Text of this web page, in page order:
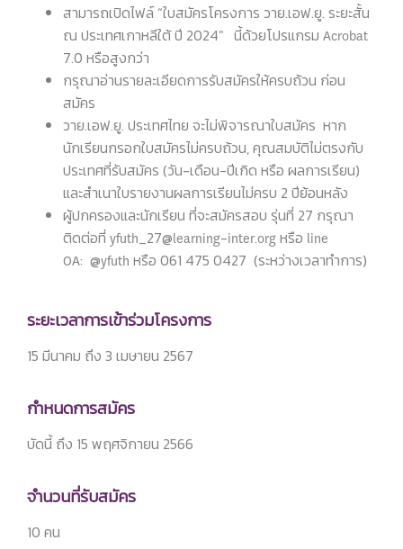
สามารถเปิดไฟล์ “ใบสมัครโครงการ วาย.เอฟ.ยู. ระยะสั้น
ณ ประเทศเกาหลีใต้ ปี 2024" นี้ด้วยโปรแกรม Acrobat
7.0 หรือสูงกว่า
กรุณาอ่านรายละเอียดการรับสมัครให้ครบถ้วน ก่อน
สมัคร
วาย.เอฟ.ยู. ประเทศไทย จะไม่พิจารณาใบสมัคร หาก
นักเรียนกรอกใบสมัครไม่ครบถ้วน, คุณสมบัติไม่ตรงกับ
ประเทศที่รับสมัคร (วัน-เดือน-ปีเกิด หรือ ผลการเรียน)
และสำเนาใบรายงานผลการเรียนไม่ครบ 2 ปีย้อนหลัง
ผู้ปกครองและนักเรียน ที่จะสมัครสอบ รุ่นที่ 27 กรุณา
ติดต่อที่ yfuth_27@learning-inter.org หรือ line
OA: @yfuth หรือ 061 475 0427 (ระหว่างเวลาทำการ)
ระยะเวลาการเข้าร่วมโครงการ
15 มีนาคม ถึง 3 เมษายน 2567
กำหนดการสมัคร
บัดนี้ ถึง 15 พฤศจิกายน 2566
จำนวนที่รับสมัคร
10 คน